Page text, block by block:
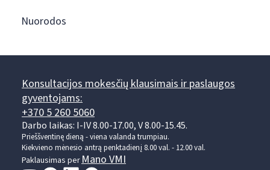
Nuorodos
Konsultacijos mokesčių klausimais ir paslaugos
gyventojams:
+370 5 260 5060
Darbo laikas: I-IV 8.00-17.00, V 8.00-15.45.
Prieššventinę dieną - viena valanda trumpiau.
Kiekvieno mėnesio antrą penktadienį 8.00 val. - 12.00 val.
Paklausimas perMano VMI